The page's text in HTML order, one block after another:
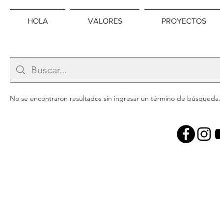
HOLA VALORES PROYECTOS
No se encontraron resultados sin ingresar un término de